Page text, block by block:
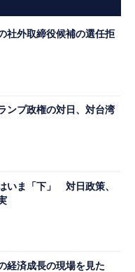
社外取締役候補の選任拒
ンプ政権の対日、対台湾
いま「下」 対日政策、
経済成長の現場を見た